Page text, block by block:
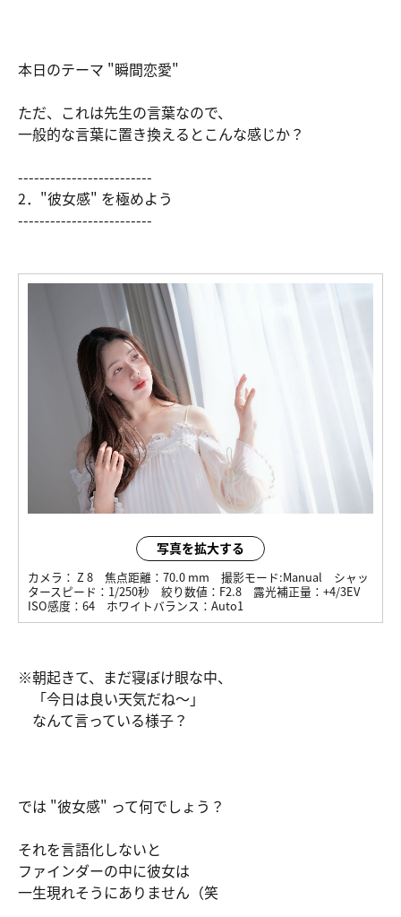
本日のテーマ "瞬間恋愛"
ただ、これは先生の言葉なので、
一般的な言葉に置き換えるとこんな感じか？
-------------------------
2．"彼女感" を極めよう
-------------------------
写真を拡大する
カメラ： Z 8 焦点距離： 70.0 mm 撮影モード:Manual
シャッ
タースピード： 1/250秒 絞り数値： F2.8 露光補正量： +4/3EV
ISO感度： 64 ホワイトバランス： Auto1
※朝起きて、まだ寝ぼけ眼な中、
「今日は良い天気だね～」
なんて言っている様子？
では "彼女感" って何でしょう？
それを言語化しないと
ファインダーの中に彼女は
一生現れそうにありません（笑